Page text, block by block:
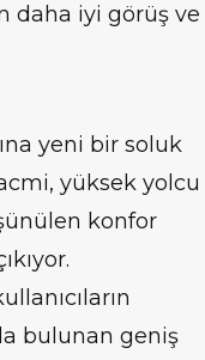
daha iyi görüş ve
yeni bir soluk
yüksek yolcu
konfor
bulunan geniş